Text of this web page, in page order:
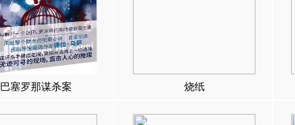
巴塞罗那谋杀案 烧纸